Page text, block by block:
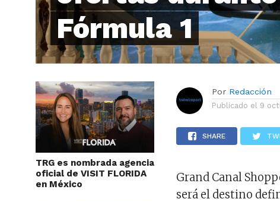
Fórmula 1
TRG es nombrada agencia
oficial de VISIT FLORIDA
en México
Por Redacción
Publicado el 9
SHARE
Grand Canal
será el destino